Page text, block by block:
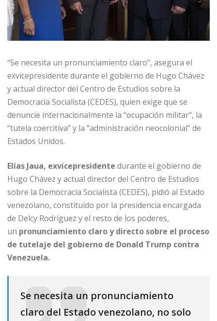
“Se necesita un pronunciamiento claro”, asegura el
exvicepresidente durante el gobierno de Hugo Chávez
y actual director del Centro de Estudios sobre la
Democracia Socialista (CEDES), quien exige que se
denuncie internacionalmente la “ocupación militar”, la
“tutela coercitiva” y la “administración neocolonial” de
Estados Unidos.
Elías Jaua, exvicepresidente durante el gobierno de
Hugo Chávez y actual director del Centro de Estudios
sobre la Democracia Socialista (CEDES), pidió al Estado
venezolano, constituido por la presidencia encargada
de Delcy Rodríguez y el resto de los poderes,
un pronunciamiento claro y directo sobre el proceso
de tutelaje del gobierno de Donald Trump contra
Venezuela.
Se necesita un pronunciamiento
claro del Estado venezolano, no solo